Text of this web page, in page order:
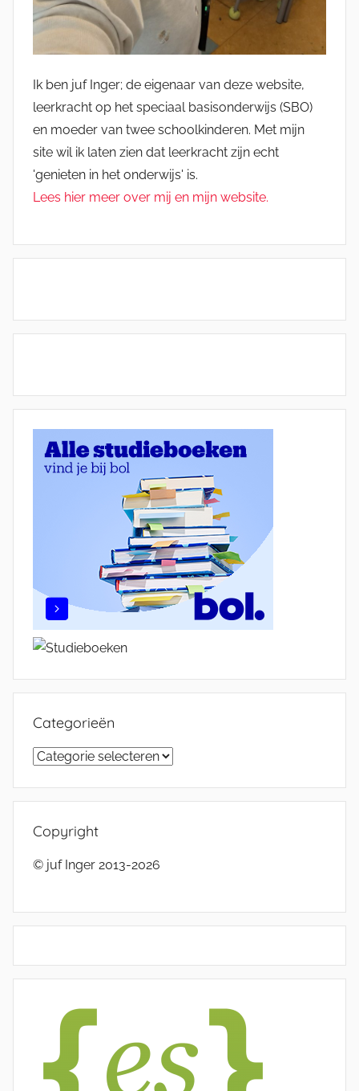
Ik ben juf Inger; de eigenaar van deze website,
leerkracht op het speciaal basisonderwijs (SBO)
en moeder van twee schoolkinderen. Met mijn
site wil ik laten zien dat leerkracht zijn echt
'genieten in het onderwijs' is.
Lees hier meer over mij en mijn website.
Categorieën
Categorieën
Copyright
© juf Inger 2013-2026